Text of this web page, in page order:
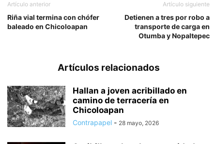
Artículo anterior
Riña vial termina con chófer
baleado en Chicoloapan
Artículo siguiente
Detienen a tres por robo a
transporte de carga en
Otumba y Nopaltepec
Artículos relacionados
Hallan a joven acribillado en
camino de terracería en
Chicoloapan
Contrapapel - 28 mayo, 2026